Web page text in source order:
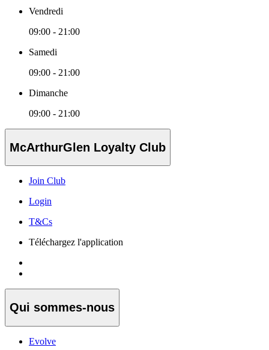
Vendredi
09:00 - 21:00
Samedi
09:00 - 21:00
Dimanche
09:00 - 21:00
McArthurGlen Loyalty Club
Join Club
Login
T&Cs
Téléchargez l'application
Qui sommes-nous
Evolve